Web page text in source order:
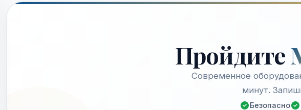
Пройдите
Современное
минут.
Безопасно